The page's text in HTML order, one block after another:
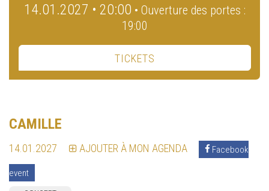
14.01.2027 • 20:00 • Ouverture des portes :
19:00
TICKETS
CAMILLE
14.01.2027 AJOUTER À MON AGENDA Facebook
event